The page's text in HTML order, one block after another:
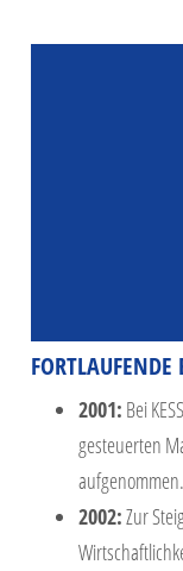
2001: Bei
gesteuerten
aufgenommen.
2002:Zur